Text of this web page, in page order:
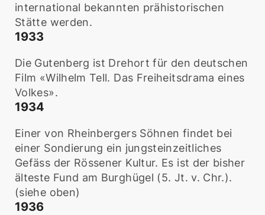
international bekannten prähistorischen
Stätte werden.
1933
Die Gutenberg ist Drehort für den deutschen
Film «Wilhelm Tell. Das Freiheitsdrama eines
Volkes».
1934
Einer von Rheinbergers Söhnen findet bei
einer Sondierung ein jungsteinzeitliches
Gefäss der Rössener Kultur. Es ist der bisher
älteste Fund am Burghügel (5. Jt. v. Chr.).
(siehe oben)
1936